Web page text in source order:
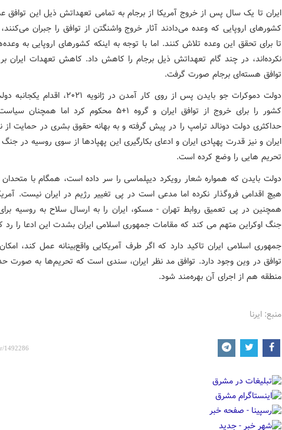
ایران تا یک سال پس از خروج آمریکا از برجام به تمامی تعهداتش ذیل این توافق
کشورهای اروپایی که وعده می‌دادند آثار خروج واشنگتن از توافق را جبران
تا برای تحقق این وعده تلاش کنند. اما با توجه به اینکه کشورهای اروپایی به
نکرده‌اند، در چند گام تعهداتش ذیل برجام را کاهش داد. کاهش تعهدات ایران
توافق هسته‌ای برجام صورت گرفت.
دولت دموکرات جو بایدن پس از روی کار آمدن در
کشور را برای خروج از توافق ایران و گروه ۱+۵ محکوم کرد
حداکثری دولت دونالد ترامپ را در پیش گرفته و به بهانه حقوق بشری در حمایت از
ایران و نیز قدرت پهپادی ایران و ادعای بکارگیری این پهپادها از سوی روسیه در جنگ
تحریم هایی را وضع کرده است.
دولت بایدن که همواره شعار رویکرد دیپلماسی را سر داده است، همگام با
هیچ اقدامی فروگذار نکرده اما مدعی است در پی تغییر رژیم در ایران نیست.
همچنین در پی تعمیق روابط تهران - مسکو، ایران را به ارسال سلاح به روسیه
جنگ اوکراین متهم می کند که مقامات جمهوری اسلامی ایران بشدت این ادعا را رد
جمهوری اسلامی ایران تاکید دارد که اگر طرف آمریکایی واقع‌بینانه عمل کند،
توافق در وین وجود دارد. توافق مد نظر ایران، سندی است که تحریم‌ها به صورت
منطقه‌ هم از اجرای آن بهره‌مند شود.
منبع: ایرنا